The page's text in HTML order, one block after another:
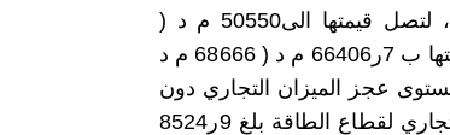
2023، بزيادة الصادرات بنسبة 9ر6 بالمائة مقابل 8ر24 بالمائة في 2022، لتصل قيمتها الى50550 م د (
5ر47294 م د في 2022)، مقابل تراجع الواردات بنسبة 3ر3 بالمائة لتقدر قيمتها ب 7ر66406 م د ( 68666 م د
سنة2022)كما تبرز النتائج أن مستوى عجز الميزان التجاري دون
احتساب قطاع الطاقة ينخفض إلى حدود 7ر7331 م د مع العلم أن العجز التجاري لقطاع الطاقة بلغ 9ر8524